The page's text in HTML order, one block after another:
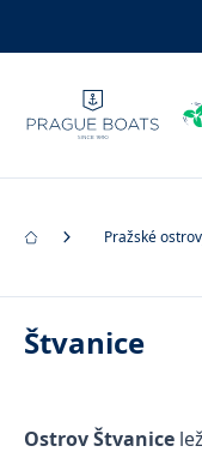
Pražské
Štvanice
Ostrov Štvanice